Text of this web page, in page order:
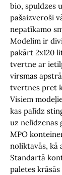
bio, spuldzes
pašaizveroši
nepatīkamo
Modelim ir
pakārt 2x120
tvertne ar
virsmas
tvertnes pret
Visiem
kas palīdz
uz nelīdzenas
MPO
noliktavās, kā
Standartā
paletes